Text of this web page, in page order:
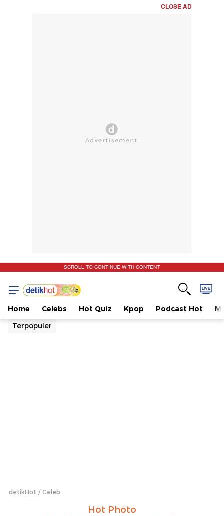
CLOSE AD
SCROLL TO CONTINUE WITH CONTENT
Home Celebs Hot Quiz Kpop Podcast Hot
Terpopuler
detikHot Celeb
Hot Photo